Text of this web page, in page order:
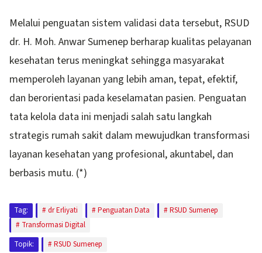
Melalui penguatan sistem validasi data tersebut, RSUD
dr. H. Moh. Anwar Sumenep berharap kualitas pelayanan
kesehatan terus meningkat sehingga masyarakat
memperoleh layanan yang lebih aman, tepat, efektif,
dan berorientasi pada keselamatan pasien. Penguatan
tata kelola data ini menjadi salah satu langkah
strategis rumah sakit dalam mewujudkan transformasi
layanan kesehatan yang profesional, akuntabel, dan
berbasis mutu. (*)
Tag: dr Erliyati Penguatan Data
RSUD Sumenep
Transformasi Digital
Topik:
RSUD Sumenep